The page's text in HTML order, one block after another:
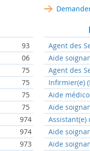
93
06
75
75
75
75
974
974
973
Agent des
Aide
Agent des
Infirmier(e)
Aide
Aide
Assistant(e)
Aide
Aide